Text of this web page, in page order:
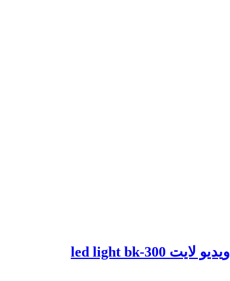
ویدیو لایت led light bk-300